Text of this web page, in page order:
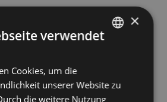
angesehene
langer Tradition. Auch
Experten, Sommeliers,
werden vertreten sein.
×
verwendet
Cookies, um die
unserer Website zu
die weitere Nutzung